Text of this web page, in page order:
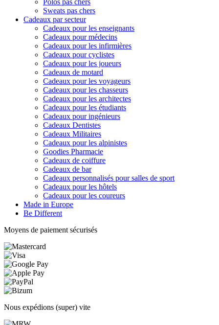
Sweats pas chers
Cadeaux par secteur
Cadeaux pour les enseignants
Cadeaux pour médecins
Cadeaux pour les infirmières
Cadeaux pour cyclistes
Cadeaux pour les joueurs
Cadeaux de motard
Cadeaux pour les voyageurs
Cadeaux pour les chasseurs
Cadeaux pour les architectes
Cadeaux pour les étudiants
Cadeaux pour ingénieurs
Cadeaux Dentistes
Cadeaux Militaires
Cadeaux pour les alpinistes
Goodies Pharmacie
Cadeaux de coiffure
Cadeaux de bar
Cadeaux personnalisés pour salles de sport
Cadeaux pour les hôtels
Cadeaux pour les coureurs
Made in Europe
Be Different
Moyens de paiement sécurisés
Nous expédions (super) vite